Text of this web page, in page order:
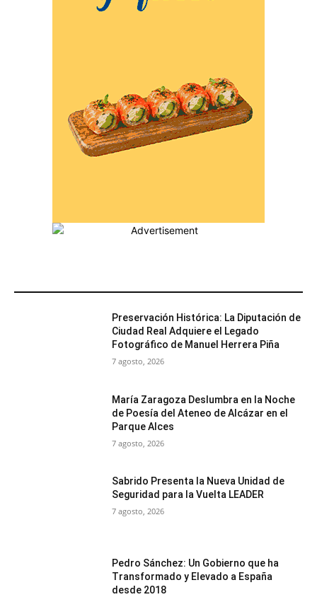
Preservación Histórica: La Diputación de
Ciudad Real Adquiere el Legado
Fotográfico de Manuel Herrera Piña
7 agosto, 2026
María Zaragoza Deslumbra en la Noche
de Poesía del Ateneo de Alcázar en el
Parque Alces
7 agosto, 2026
Sabrido Presenta la Nueva Unidad de
Seguridad para la Vuelta LEADER
7 agosto, 2026
Pedro Sánchez: Un Gobierno que ha
Transformado y Elevado a España
desde 2018